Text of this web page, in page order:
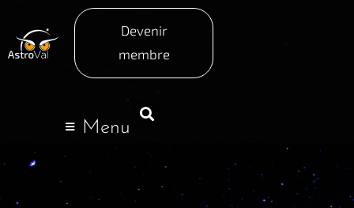
Devenir
membre
Menu